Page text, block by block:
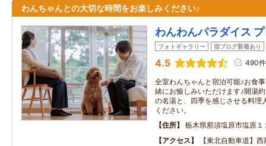
わんちゃんとの大切な時間をお楽しみください♪
わんわんパラダイス
フォトギャラリー 宿ブログ新着あり
4.5 490件
全室わんちゃんと宿泊可能♪お食
緒にお愉しみいただけます♪開湯
の名湯と、四季を感じさせる料理
ください。
住所
栃木県那須塩原市塩原１
アクセス
【東北自動車道】